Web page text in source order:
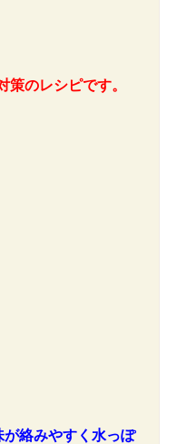
策のレシピです。
が絡みやすく水っぽ